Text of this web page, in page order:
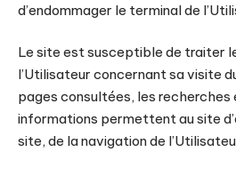
d’endommager le terminal de
Le site est susceptible de traiter
l’Utilisateur concernant sa visite
pages consultées, les recherches
informations permettent au site
site, de la navigation de